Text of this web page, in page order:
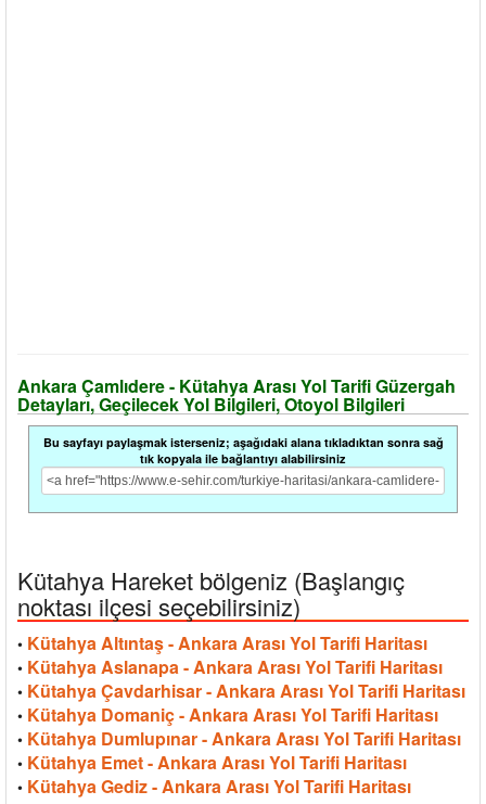
Ankara Çamlıdere - Kütahya Arası Yol Tarifi Güzergah
Detayları, Geçilecek Yol Bilgileri, Otoyol Bilgileri
Bu sayfayı paylaşmak isterseniz; aşağıdaki alana tıkladıktan sonra sağ
tık kopyala ile bağlantıyı alabilirsiniz
Kütahya Hareket bölgeniz (Başlangıç
noktası ilçesi seçebilirsiniz)
• Kütahya Altıntaş - Ankara Arası Yol Tarifi Haritası
• Kütahya Aslanapa - Ankara Arası Yol Tarifi Haritası
• Kütahya Çavdarhisar - Ankara Arası Yol Tarifi Haritası
• Kütahya Domaniç - Ankara Arası Yol Tarifi Haritası
• Kütahya Dumlupınar - Ankara Arası Yol Tarifi Haritası
• Kütahya Emet - Ankara Arası Yol Tarifi Haritası
• Kütahya Gediz - Ankara Arası Yol Tarifi Haritası